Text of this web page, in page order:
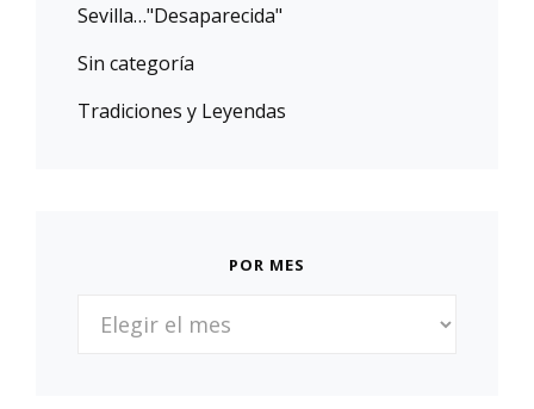
Sevilla…"Desaparecida"
Sin categoría
Tradiciones y Leyendas
POR MES